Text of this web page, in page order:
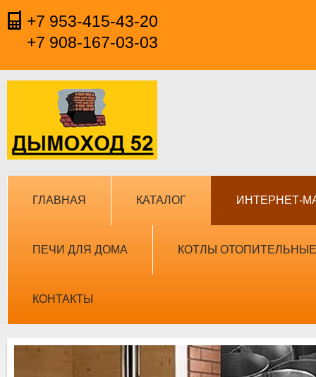
+7 953-415-43-20
+7 908-167-03-03
ГЛАВНАЯ КАТАЛОГ ИНТЕРНЕТ-
ПЕЧИ ДЛЯ ДОМА КОТЛЫ ОТОПИТЕЛЬНЫЕ
КОНТАКТЫ